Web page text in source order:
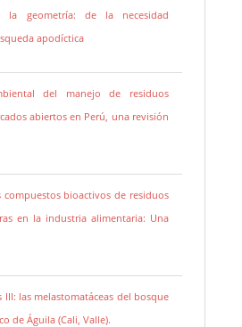
la geometría: de la necesidad
apodíctica
del manejo de residuos
abiertos en Perú, una revisión
compuestos bioactivos de residuos
en la industria alimentaria: Una
III: las melastomatáceas del bosque
de Águila (Cali, Valle).